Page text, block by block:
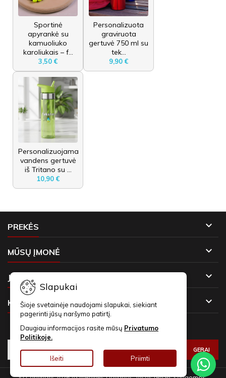
Sportinė
apyrankė su
kamuoliuko
karoliukais – f...
3,50 €
Personalizuota
graviruota
gertuvė 750 ml su
tek...
9,90 €
Personalizuojama
vandens gertuvė
iš Tritano su ...
10,90 €
PREKĖS 
MŪSŲ ĮMONĖ 
JŪSŲ PASKYRA 
KONTAKTAI 
Slapukai
Šioje svetainėje naudojami slapukai, siekiant
pagerinti jūsų naršymo patirtį.
Daugiau informacijos rasite mūsų Privatumo
Politikoje.
Išeiti Priimti
NAUJIENLAIŠKIAI